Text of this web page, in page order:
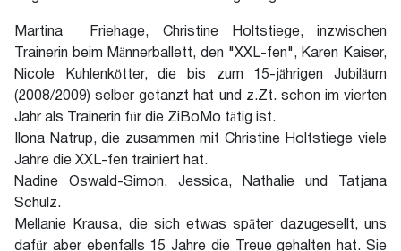
Martina Friehage, Christine Holtstiege, inzwischen
Trainerin beim Männerballett, den "XXL-fen", Karen Kaiser,
Nicole Kuhlenkötter, die bis zum 15-jährigen Jubiläum
(2008/2009) selber getanzt hat und z.Zt. schon im vierten
Jahr als Trainerin für die ZiBoMo tätig ist.
Ilona Natrup, die zusammen mit Christine Holtstiege viele
Jahre die XXL-fen trainiert hat.
Nadine Oswald-Simon, Jessica, Nathalie und Tatjana
Schulz.
Mellanie Krausa, die sich etwas später dazugesellt, uns
dafür aber ebenfalls 15 Jahre die Treue gehalten hat. Sie